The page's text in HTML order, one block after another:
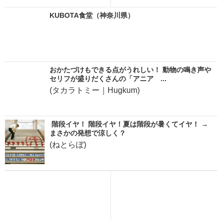
KUBOTA食堂（神奈川県）
おかたづけもできる点がうれしい！ 動物の鳴き声や
セリフが盛りだくさんの「アニア ...
(タカラトミー｜Hugkum)
階段イヤ！ 階段イヤ！夏は階段が暑くてイヤ！ →
まさかの発想で涼しく？
(ねとらぼ)